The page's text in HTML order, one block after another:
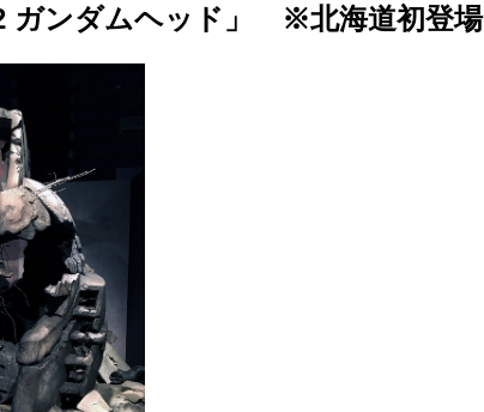
ガンダムヘッド」 ※北海道初登場